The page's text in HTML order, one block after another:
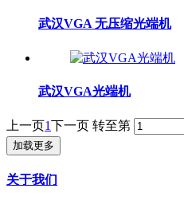
武汉VGA 无压缩光端机
武汉VGA光端机
上一页1下一页 转至第
加载更多
关于我们